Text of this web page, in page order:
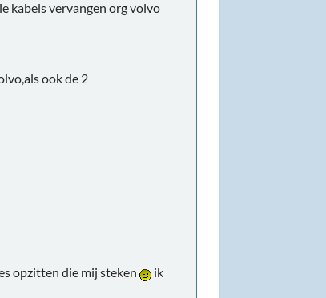
kabels vervangen org volvo
ook de 2
opzitten die mij steken
ik